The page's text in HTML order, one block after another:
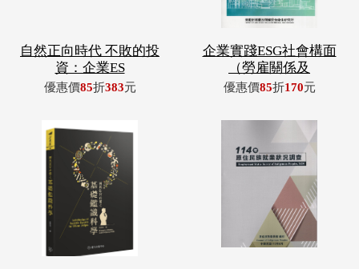
自然正向時代 不敗的投
資：企業ES
優惠價85折383元
企業實踐ESG社會構面
（勞雇關係及
優惠價85折170元